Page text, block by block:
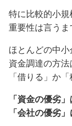
特に比較的小
重要性は言うま
ほとんどの中
資金調達の方法
「借りる」か
「資金の優劣」
「会社の優劣